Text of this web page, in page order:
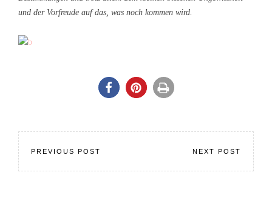
und der Vorfreude auf das, was noch kommen wird.
PREVIOUS POST NEXT POST